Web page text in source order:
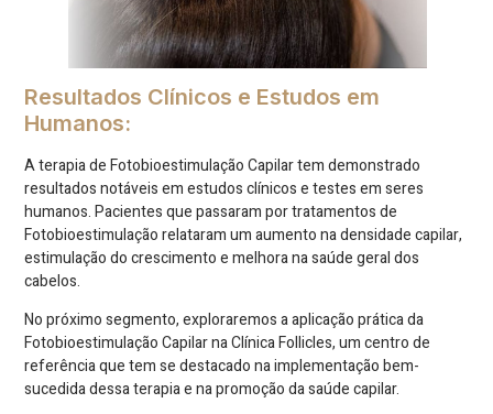
Resultados Clínicos e Estudos em
Humanos:
A terapia de Fotobioestimulação Capilar tem demonstrado
resultados notáveis em estudos clínicos e testes em seres
humanos. Pacientes que passaram por tratamentos de
Fotobioestimulação relataram um aumento na densidade capilar,
estimulação do crescimento e melhora na saúde geral dos
cabelos.
No próximo segmento, exploraremos a aplicação prática da
Fotobioestimulação Capilar na Clínica Follicles, um centro de
referência que tem se destacado na implementação bem-
sucedida dessa terapia e na promoção da saúde capilar.